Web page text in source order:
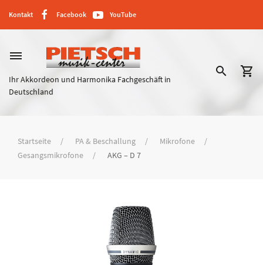
Kontakt Facebook YouTube
dehaze
Ihr Akkordeon und Harmonika Fachgeschäft in
Deutschland
search shopping_cart
Startseite PA & Beschallung
Mikrofone
Gesangsmikrofone
AKG – D 7